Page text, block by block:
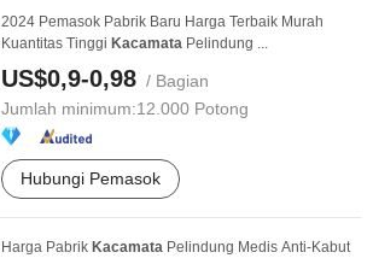
2024 Pemasok Pabrik Baru Harga Terbaik Murah
Kuantitas Tinggi Kacamata Pelindung ...
US$0,9-0,98 / Bagian
Jumlah minimum:12.000 Potong
Hubungi Pemasok
Harga Pabrik Kacamata Pelindung Medis Anti-Kabut